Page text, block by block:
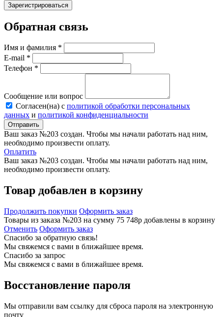
Обратная связь
Имя и фамилия *
E-mail *
Телефон *
Сообщение или вопрос
Согласен(на) с политикой обработки персональных
данных и политикой конфиденциальности
Ваш заказ №203 создан. Чтобы мы начали работать над ним,
необходимо произвести оплату.
Оплатить
Ваш заказ №203 создан. Чтобы мы начали работать над ним,
необходимо произвести оплату.
Товар добавлен в корзину
Продолжить покупки Оформить заказ
Товары из заказа №203 на сумму 75 748р добавлены в корзину
Отменить Оформить заказ
Спасибо за обратную связь!
Мы свяжемся с вами в ближайшее время.
Спасибо за запрос
Мы свяжемся с вами в ближайшее время.
Восстановление пароля
Мы отправили вам ссылку для сброса пароля на электронную
почту